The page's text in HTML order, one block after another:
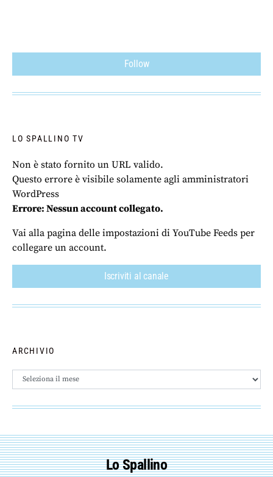
Follow
LO SPALLINO TV
Non è stato fornito un URL valido.
Questo errore è visibile solamente agli amministratori
WordPress
Errore: Nessun account collegato.
Vai alla pagina delle impostazioni di YouTube Feeds per
collegare un account.
Iscriviti al canale
ARCHIVIO
Archivio
Lo Spallino